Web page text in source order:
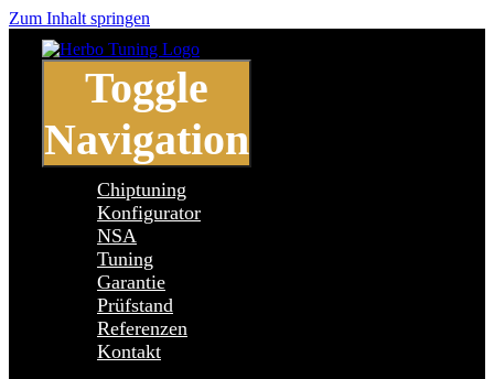
Zum Inhalt springen
Toggle
Navigation
Chiptuning
Konfigurator
NSA
Tuning
Garantie
Prüfstand
Referenzen
Kontakt